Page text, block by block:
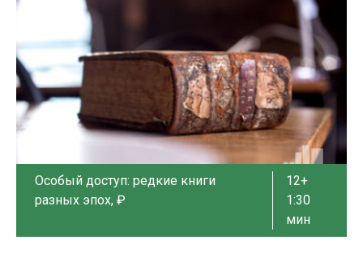
Особый доступ: редкие книги
разных эпох, ₽
12+
1:30
мин